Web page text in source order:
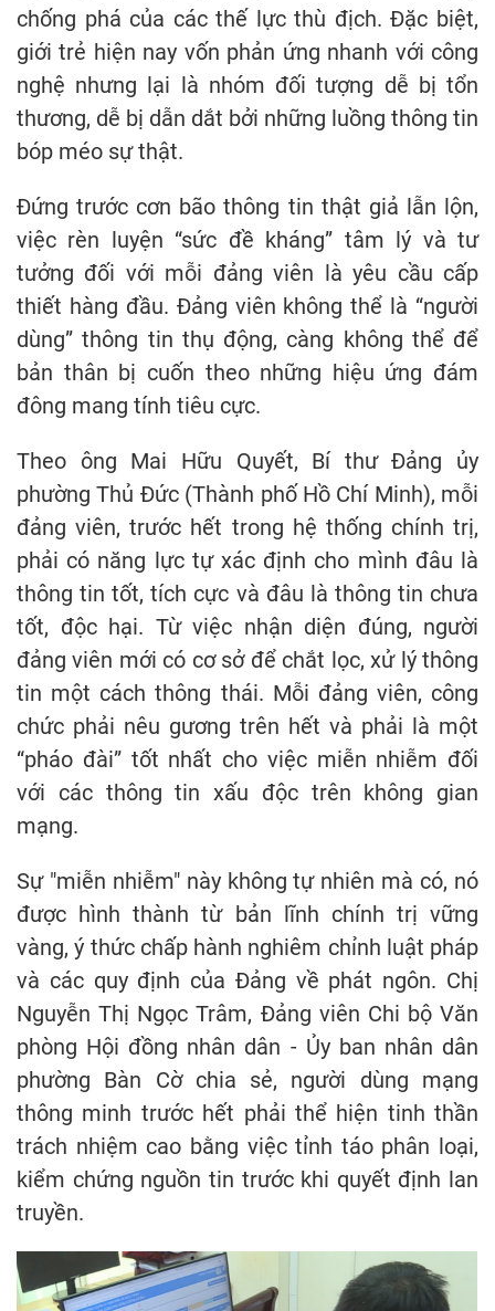
chống phá của các thế lực thù địch. Đặc biệt,
giới trẻ hiện nay vốn phản ứng nhanh với công
nghệ nhưng lại là nhóm đối tượng dễ bị tổn
thương, dễ bị dẫn dắt bởi những luồng thông tin
bóp méo sự thật.
Đứng trước cơn bão thông tin thật giả lẫn lộn,
việc rèn luyện “sức đề kháng” tâm lý và tư
tưởng đối với mỗi đảng viên là yêu cầu cấp
thiết hàng đầu. Đảng viên không thể là “người
dùng” thông tin thụ động, càng không thể để
bản thân bị cuốn theo những hiệu ứng đám
đông mang tính tiêu cực.
Theo ông Mai Hữu Quyết, Bí thư Đảng ủy
phường Thủ Đức (Thành phố Hồ Chí Minh), mỗi
đảng viên, trước hết trong hệ thống chính trị,
phải có năng lực tự xác định cho mình đâu là
thông tin tốt, tích cực và đâu là thông tin chưa
tốt, độc hại. Từ việc nhận diện đúng, người
đảng viên mới có cơ sở để chắt lọc, xử lý thông
tin một cách thông thái. Mỗi đảng viên, công
chức phải nêu gương trên hết và phải là một
“pháo đài” tốt nhất cho việc miễn nhiễm đối
với các thông tin xấu độc trên không gian
mạng.
Sự "miễn nhiễm" này không tự nhiên mà có, nó
được hình thành từ bản lĩnh chính trị vững
vàng, ý thức chấp hành nghiêm chỉnh luật pháp
và các quy định của Đảng về phát ngôn. Chị
Nguyễn Thị Ngọc Trâm, Đảng viên Chi bộ Văn
phòng Hội đồng nhân dân - Ủy ban nhân dân
phường Bàn Cờ chia sẻ, người dùng mạng
thông minh trước hết phải thể hiện tinh thần
trách nhiệm cao bằng việc tỉnh táo phân loại,
kiểm chứng nguồn tin trước khi quyết định lan
truyền.